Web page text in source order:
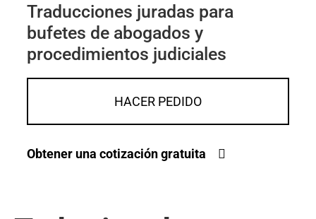
Traducciones juradas para
bufetes de abogados y
procedimientos judiciales
HACER PEDIDO
Obtener una cotización gratuita